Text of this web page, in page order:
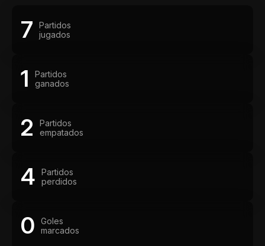
7
Partidos
jugados
1
Partidos
ganados
2
Partidos
empatados
4
Partidos
perdidos
0
Goles
marcados